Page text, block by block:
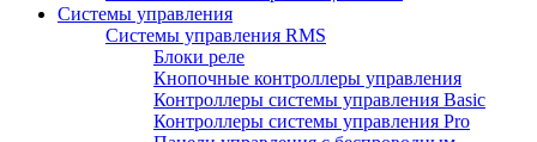
Системы управления
Системы управления RMS
Блоки реле
Кнопочные контроллеры управления
Контроллеры системы управления Basic
Контроллеры системы управления Pro